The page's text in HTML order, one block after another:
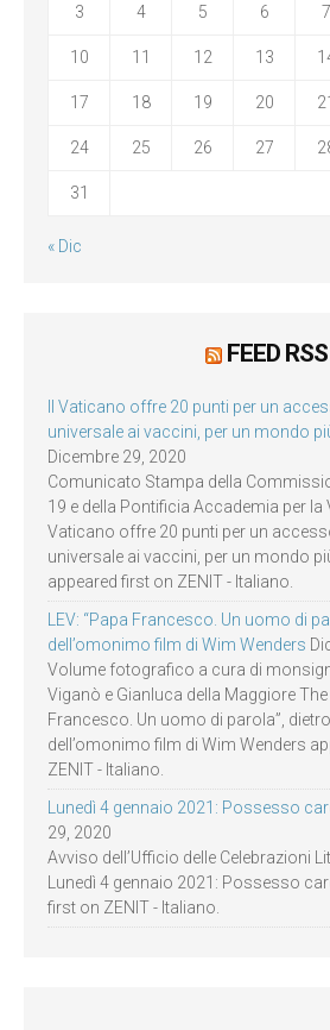
3 4 5 6 7
10 11 12 13
17 18 19 20 21
24 25 26 27
31
« Dic
FEED RSS
Il Vaticano offre 20 punti per un
universale ai vaccini, per un mondo
Dicembre 29, 2020
Comunicato Stampa della
19 e della Pontificia Accademia per la
Vaticano offre 20 punti per un
universale ai vaccini, per un mondo
appeared first on ZENIT - Italiano.
LEV: “Papa Francesco. Un uomo di
dell’omonimo film di Wim Wenders
Volume fotografico a cura di
Viganò e Gianluca della Maggiore The
Francesco. Un uomo di parola”,
dell’omonimo film di Wim Wenders
ZENIT - Italiano.
Lunedì 4 gennaio 2021: Possesso
29, 2020
Avviso dell’Ufficio delle Celebrazioni
Lunedì 4 gennaio 2021: Possesso
first on ZENIT - Italiano.